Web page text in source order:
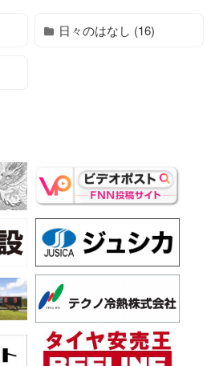
日々のはなし (16)